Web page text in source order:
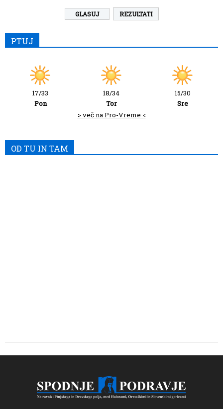
REZULTATI
PTUJ
17/33
Pon
18/34
Tor
15/30
Sre
> več na Pro-Vreme <
OD TU IN TAM